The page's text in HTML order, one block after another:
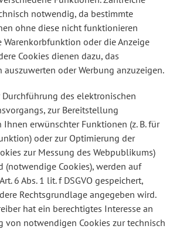
notwendig, da bestimmte
ohne diese nicht funktionieren
Warenkorbfunktion oder die Anzeige
Cookies dienen dazu, das
auszuwerten oder Werbung anzuzeigen.
Durchführung des elektronischen
zur Bereitstellung
Ihnen erwünschter Funktionen (z. B. für
oder zur Optimierung der
zur Messung des Webpublikums)
(notwendige Cookies), werden auf
6 Abs. 1 lit. f DSGVO gespeichert,
Rechtsgrundlage angegeben wird.
hat ein berechtigtes Interesse an
von notwendigen Cookies zur technisch